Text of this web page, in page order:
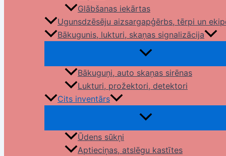
Glābšanas iekārtas
Ugunsdzēsēju aizsargapģērbs, tērpi un
Bākugunis, lukturi, skaņas signalizācija
Bākuguņi, auto skaņas sirēnas
Lukturi, prožektori, detektori
Cits inventārs
Ūdens sūkņi
Aptieciņas, atslēgu kastītes